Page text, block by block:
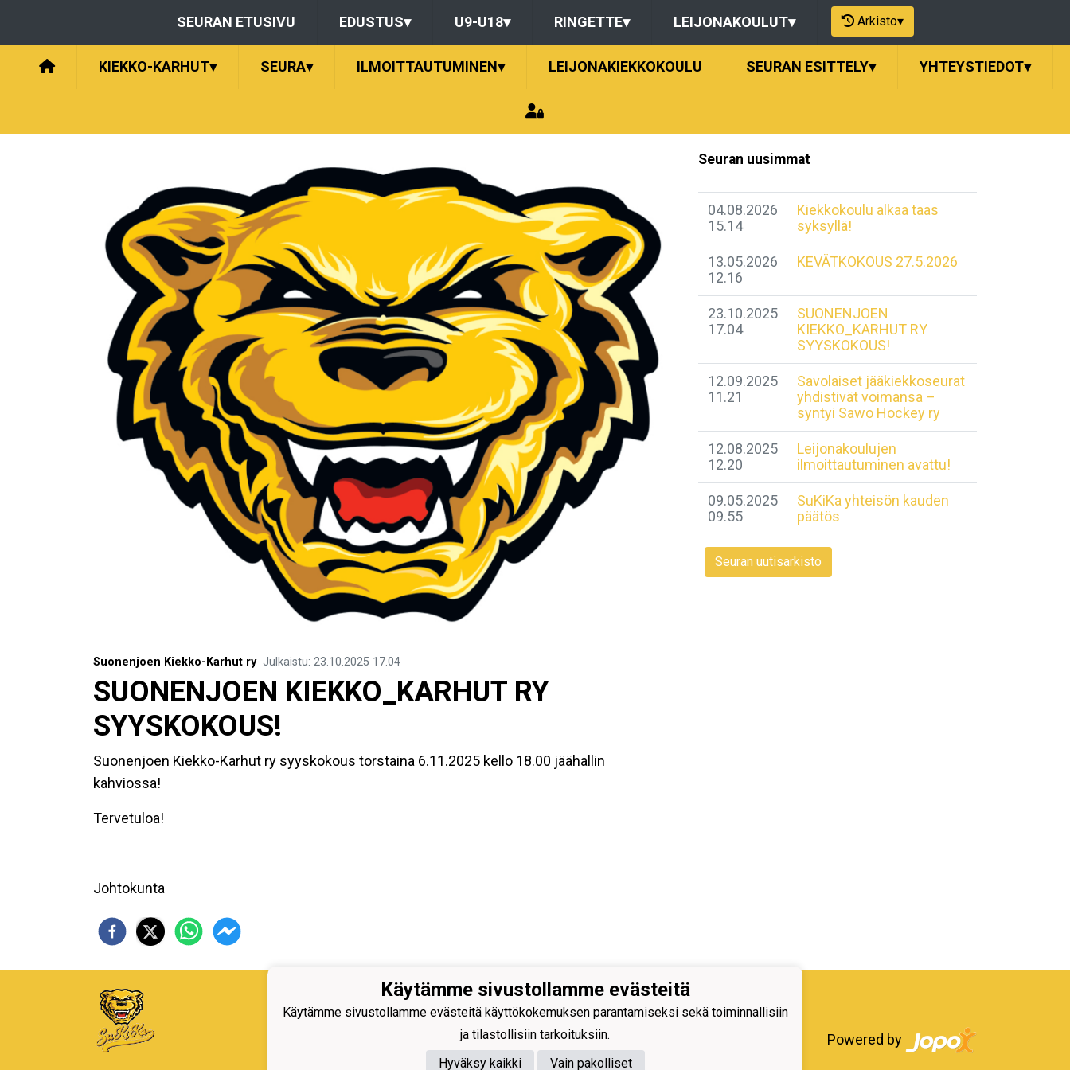
SEURAN ETUSIVU EDUSTUS▾ U9-U18▾ RINGETTE▾ LEIJONAKOULUT▾ Arkisto▾
KIEKKO-KARHUT▾ SEURA▾ ILMOITTAUTUMINEN▾ LEIJONAKIEKKOKOULU SEURAN ESITTELY▾ YHTEYSTIEDOT▾
Suonenjoen Kiekko-Karhut ry Julkaistu: 23.10.2025 17.04
SUONENJOEN KIEKKO_KARHUT RY
SYYSKOKOUS!
Suonenjoen Kiekko-Karhut ry syyskokous torstaina 6.11.2025 kello 18.00 jäähallin
kahviossa!
Tervetuloa!
Johtokunta
Seuran uusimmat
04.08.2026
15.14
Kiekkokoulu alkaa taas
syksyllä!
13.05.2026
12.16
KEVÄTKOKOUS 27.5.2026
23.10.2025
17.04
SUONENJOEN
KIEKKO_KARHUT RY
SYYSKOKOUS!
12.09.2025
11.21
Savolaiset jääkiekkoseurat
yhdistivät voimansa –
syntyi Sawo Hockey ry
12.08.2025
12.20
Leijonakoulujen
ilmoittautuminen avattu!
09.05.2025
09.55
SuKiKa yhteisön kauden
päätös
Seuran uutisarkisto
Iiro Areena - Koulukatu,
77600 Suonenjoki
Powered by
Käytämme sivustollamme evästeitä
Käytämme sivustollamme evästeitä käyttökokemuksen parantamiseksi sekä toiminnallisiin
ja tilastollisiin tarkoituksiin.
Hyväksy kaikki
Vain pakolliset